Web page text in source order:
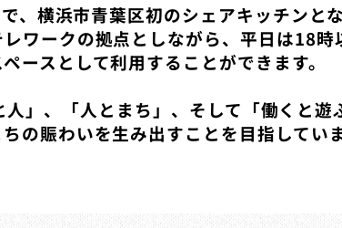
、横浜市青葉区初のシェアキッチンと
ワークの拠点としながら、平日は18
ースとして利用することができます。
」、「人とまち」、そして「働くと遊
の賑わいを生み出すことを目指していま